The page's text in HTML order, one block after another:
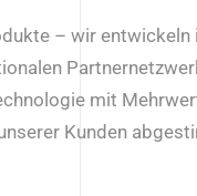
– wir entwickeln
mit
Kunden